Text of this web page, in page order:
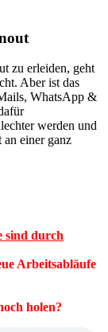
zu erleiden, geht
Aber ist das
WhatsApp &
werden und
einer ganz
sind durch
Arbeitsabläufe
holen?